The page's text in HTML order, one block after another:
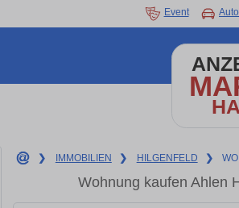
Event Auto
❯ IMMOBILIEN ❯ HILGENFELD ❯
Wohnung kaufen Ahlen